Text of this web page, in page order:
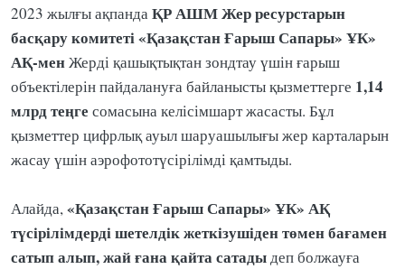
2023 жылғы ақпанда ҚР АШМ Жер ресурстарын
басқару комитеті«Қазақстан Ғарыш Сапары» ҰК»
АҚ-менЖерді қашықтықтан зондтау үшін ғарыш
объектілерін пайдалануға байланысты қызметтерге 1,14
млрд теңге сомасына келісімшарт жасасты. Бұл
қызметтер цифрлық ауыл шаруашылығы жер карталарын
жасау үшін аэрофототүсірілімді қамтыды.
Алайда, «Қазақстан Ғарыш Сапары» ҰК» АҚ
түсірілімдерді шетелдік жеткізушіден төмен бағамен
сатып алып, жай ғана қайта сатады деп болжауға